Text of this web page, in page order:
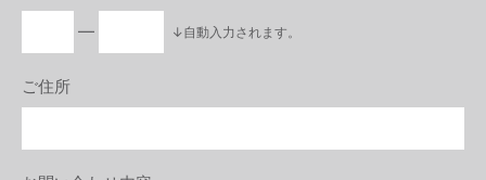
―
↓自動入力されます。
ご住所